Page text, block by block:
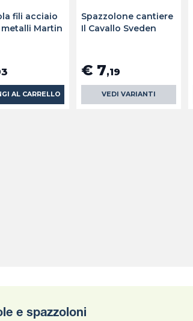
fili acciaio
Martin
AL CARRELLO
Spazzolone cantiere
Il Cavallo Sveden
€ 7,19
VEDI VARIANTI
e spazzoloni